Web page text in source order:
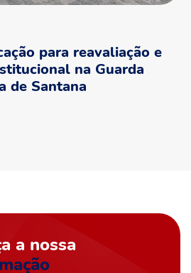
para reavaliação e
na Guarda
de Santana
a nossa